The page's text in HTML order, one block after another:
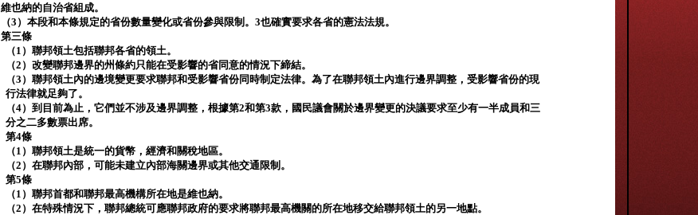
維也納的自治省組成。
（3）本段和本條規定的省份數量變化或省份參與限制。3也確實要求各省的憲法法規。
第三條
（1）聯邦領土包括聯邦各省的領土。
（2）改變聯邦邊界的州條約只能在受影響的省同意的情況下締結。
（3）聯邦領土內的邊境變更要求聯邦和受影響省份同時制定法律。為了在聯邦領土內進行邊界調整，受影響省份的現
行法律就足夠了。
（4）到目前為止，它們並不涉及邊界調整，根據第2和第3款，國民議會關於邊界變更的決議要求至少有一半成員和三
分之二多數票出席。
第4條
（1）聯邦領土是統一的貨幣，經濟和關稅地區。
（2）在聯邦內部，可能未建立內部海關邊界或其他交通限制。
第5條
（1）聯邦首都和聯邦最高機構所在地是維也納。
（2）在特殊情況下，聯邦總統可應聯邦政府的要求將聯邦最高機關的所在地移交給聯邦領土的另一地點。